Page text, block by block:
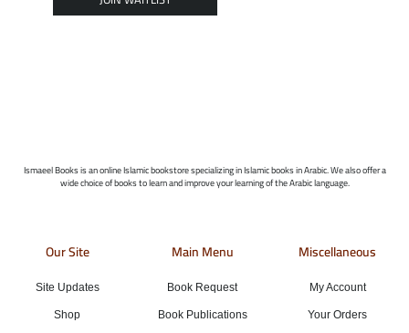
Ismaeel Books is an online Islamic bookstore specializing in Islamic books in Arabic. We also offer a
wide choice of books to learn and improve your learning of the Arabic language.
Our Site
Site Updates
Shop
Main Menu
Book Request
Book Publications
Miscellaneous
My Account
Your Orders